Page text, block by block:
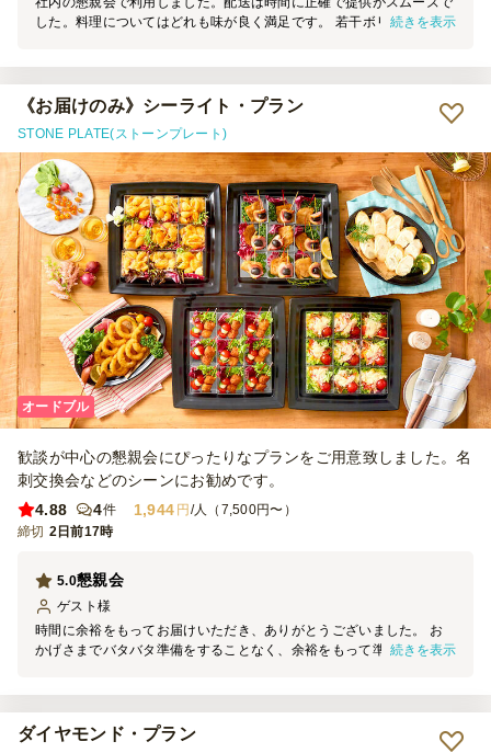
した。料理についてはどれも味が良く満足です。 若干ボリュームは
続きを表示
《お届けのみ》シーライト・プラン
STONE PLATE(ストーンプレート)
オードブル
歓談が中心の懇親会にぴったりなプランをご用意致しました。名
刺交換会などのシーンにお勧めです。
4.88
4件 1,944 円 /人（7,500円〜）
締切 2日前17時
懇親会
5.0
ゲスト 様
時間に余裕をもってお届けいただき、ありがとうございました。 お
かげさまでバタバタ準備をすることなく、余裕をもって準備をするこ
続きを表示
ダイヤモンド・プラン